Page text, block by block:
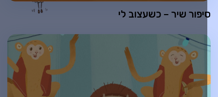
שיר – כשעצוב לי